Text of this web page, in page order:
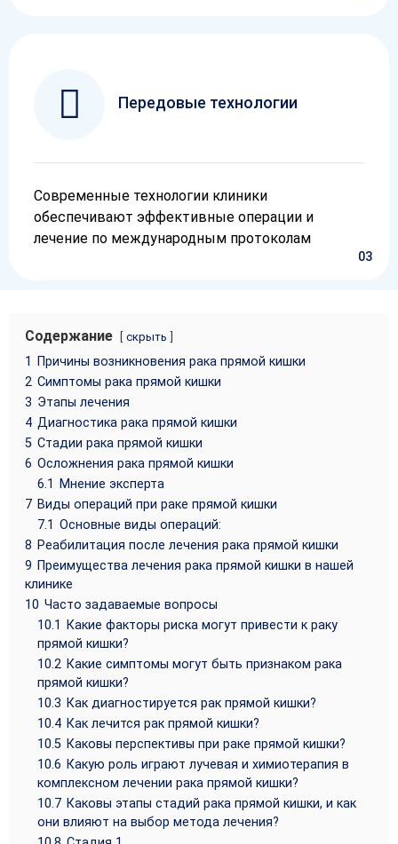
Передовые технологии
Современные технологии клиники
обеспечивают эффективные операции и
лечение по международным протоколам
03
Содержание скрыть
1
Причины возникновения рака прямой кишки
2 Симптомы рака прямой кишки
3 Этапы лечения
4 Диагностика рака прямой кишки
5 Стадии рака прямой кишки
6 Осложнения рака прямой кишки
6.1
Мнение эксперта
7 Виды операций при раке прямой кишки
7.1 Основные виды операций:
8 Реабилитация после лечения рака прямой кишки
9 Преимущества лечения рака прямой кишки в нашей
клинике
10 Часто задаваемые вопросы
10.1
Какие факторы риска могут привести к раку
прямой кишки?
10.2 Какие симптомы могут быть признаком рака
прямой кишки?
10.3 Как диагностируется рак прямой кишки?
10.4 Как лечится рак прямой кишки?
10.5 Каковы перспективы при раке прямой кишки?
10.6 Какую роль играют лучевая и химиотерапия в
комплексном лечении рака прямой кишки?
10.7 Каковы этапы стадий рака прямой кишки, и как
они влияют на выбор метода лечения?